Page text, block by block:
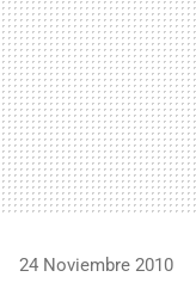
24 Noviembre 2010